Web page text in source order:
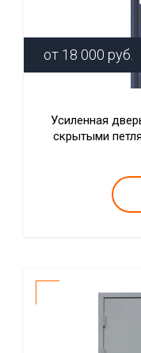
от 18 000 руб.
Усиленная
скрытыми